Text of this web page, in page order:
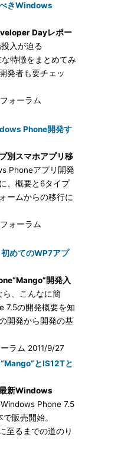
きWindows
Dayレポー
入が迫る
特徴をまとめてみ
発者も要チェッ
ォーラム
Phone開発す
別スマホアプリ移
Phoneアプリ開発
、概要と6タイプ
ームからの移行に
ォーラム
めてのWP7アプ
開発入
ら、こんなに簡
7.5の開発概要を知
開発から開発の基
ーラム 2011/9/27
とIS12Tと
新Windows
Phone 7.5
販売開始。
至るまでの道のり